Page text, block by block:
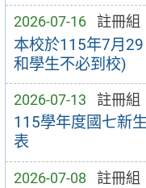
2026-07-16 註冊組
本校於115年7月
和學生不必到校)
2026-07-13 註冊組
115學年度國七新
表
2026-07-08 註冊組